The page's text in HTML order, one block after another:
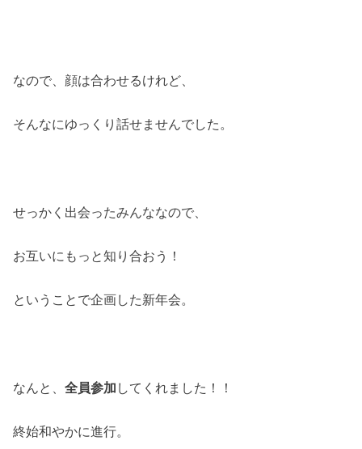
なので、顔は合わせるけれど、
そんなにゆっくり話せませんでした。
せっかく出会ったみんななので、
お互いにもっと知り合おう！
ということで企画した新年会。
なんと、全員参加 してくれました！！
終始和やかに進行。